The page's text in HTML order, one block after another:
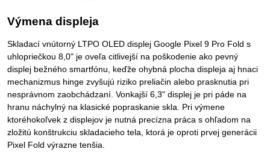
Výmena displeja
Skladací vnútorný LTPO OLED displej Google Pixel 9 Pro Fold s
uhlopriečkou 8,0" je oveľa citlivejší na poškodenie ako pevný
displej bežného smartfónu, keďže ohybná plocha displeja aj hnaci
mechanizmus hinge zvyšujú riziko preliačin alebo prasknutia pri
nesprávnom zaobchádzaní. Vonkajší 6,3" displej je pri páde na
hranu náchylný na klasické popraskanie skla. Pri výmene
ktoréhokoľvek z displejov je nutná precízna práca s ohľadom na
zložitú konštrukciu skladacieho tela, ktorá je oproti prvej generácii
Pixel Fold výrazne tenšia.